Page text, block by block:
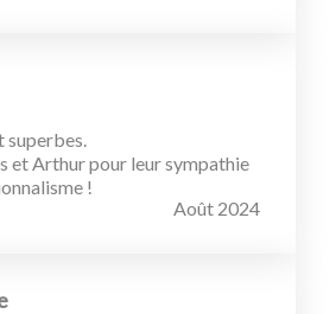
superbes.
et Arthur pour leur sympathie
!
Août 2024